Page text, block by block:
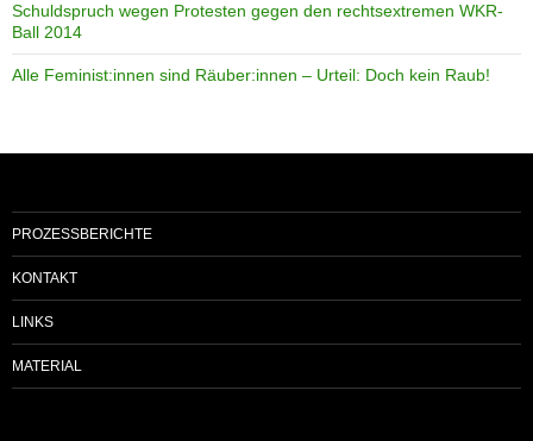
Schuldspruch wegen Protesten gegen den rechtsextremen WKR-
Ball 2014
Alle Feminist:innen sind Räuber:innen – Urteil: Doch kein Raub!
PROZESSBERICHTE
KONTAKT
LINKS
MATERIAL